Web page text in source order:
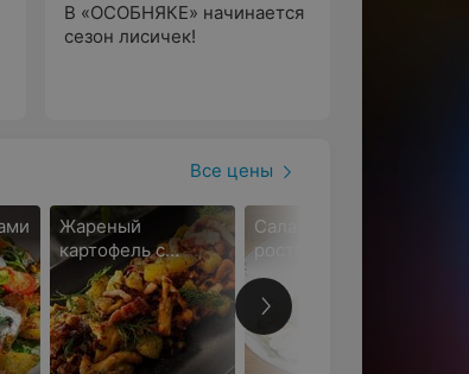
В «ОСОБНЯКЕ» начинается
сезон лисичек!
Все цены
Жареный
картофель с
лисичками и
беконом
Салат с
ростбифом и
рикоттой